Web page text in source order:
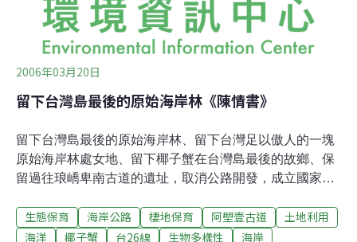
2006年03月20日
留下台灣島最後的原始海岸林《陳情書》
留下台灣島最後的原始海岸林、留下台灣足以傲人的一塊
原始海岸林處女地、留下椰子蟹在台灣島最後的故鄉、保
留過往琅嶠卑南古道的遺址，取消公路開發，成立國家級
台灣島最後的自然海岸林就消失了！台26線安朔至港口段
公路預定路線，為台灣僅存一段沒有公路的海岸線，屬生
生態保育 海岸公路 棲地保育 阿塱壹古道
土地利用
海洋
椰子蟹 台26線 生物多樣性 海岸